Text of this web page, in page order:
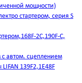
мощности)
стартером, серия S
2C,190F-C,
с автом. сцеплением
139F2,1E48F